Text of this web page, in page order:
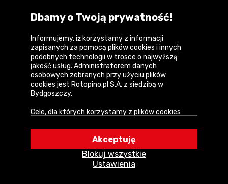
Narzędzia motoryzacyjne Neo
Narzędzia motoryzacyjne Ryobi
Narzędzia motoryzacyjne DeWalt
Narzędzia motoryzacyjne Vorel
Narzędzia motoryzacyjne Makita
Narzędzia motoryzacyjne Yato
Narzędzia motoryzacyjne Airpress
Dbamy o Twoją prywatność!
Informujemy, iż korzystamy z informacji
zapisanych za pomocą plików cookies i innych
podobnych technologii w trosce o najwyższą
jakość usług. Administratorem danych
osobowych zebranych przy użyciu plików
cookies jest Rotopino.pl S.A. z siedzibą w
Bydgoszczy.
Cele, dla których korzystamy z plików cookies
• Uwierzytelnienie użytkowników w serwisie,
• Optymalizowanie wydajności i szybkości
działania serwisu i usług,Ustawienia
Blokuj wszystkie
Akceptuję